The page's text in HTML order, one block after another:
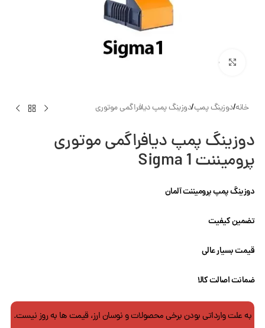
بزرگنمایی تصویر
خانه/دوزینگ پمپ/دوزینگ پمپ دیافراگمی موتوری
دوزینگ پمپ دیافراگمی موتوری
پرومیننت Sigma 1
دوزینگ پمپ پرومیننت آلمان
تضمین کیفیت
قیمت بسیار عالی
ضمانت اصالت کالا
به علت وارداتی بودن برخی محصولات و نوسان ارز، قیمت ها به روز نیست.